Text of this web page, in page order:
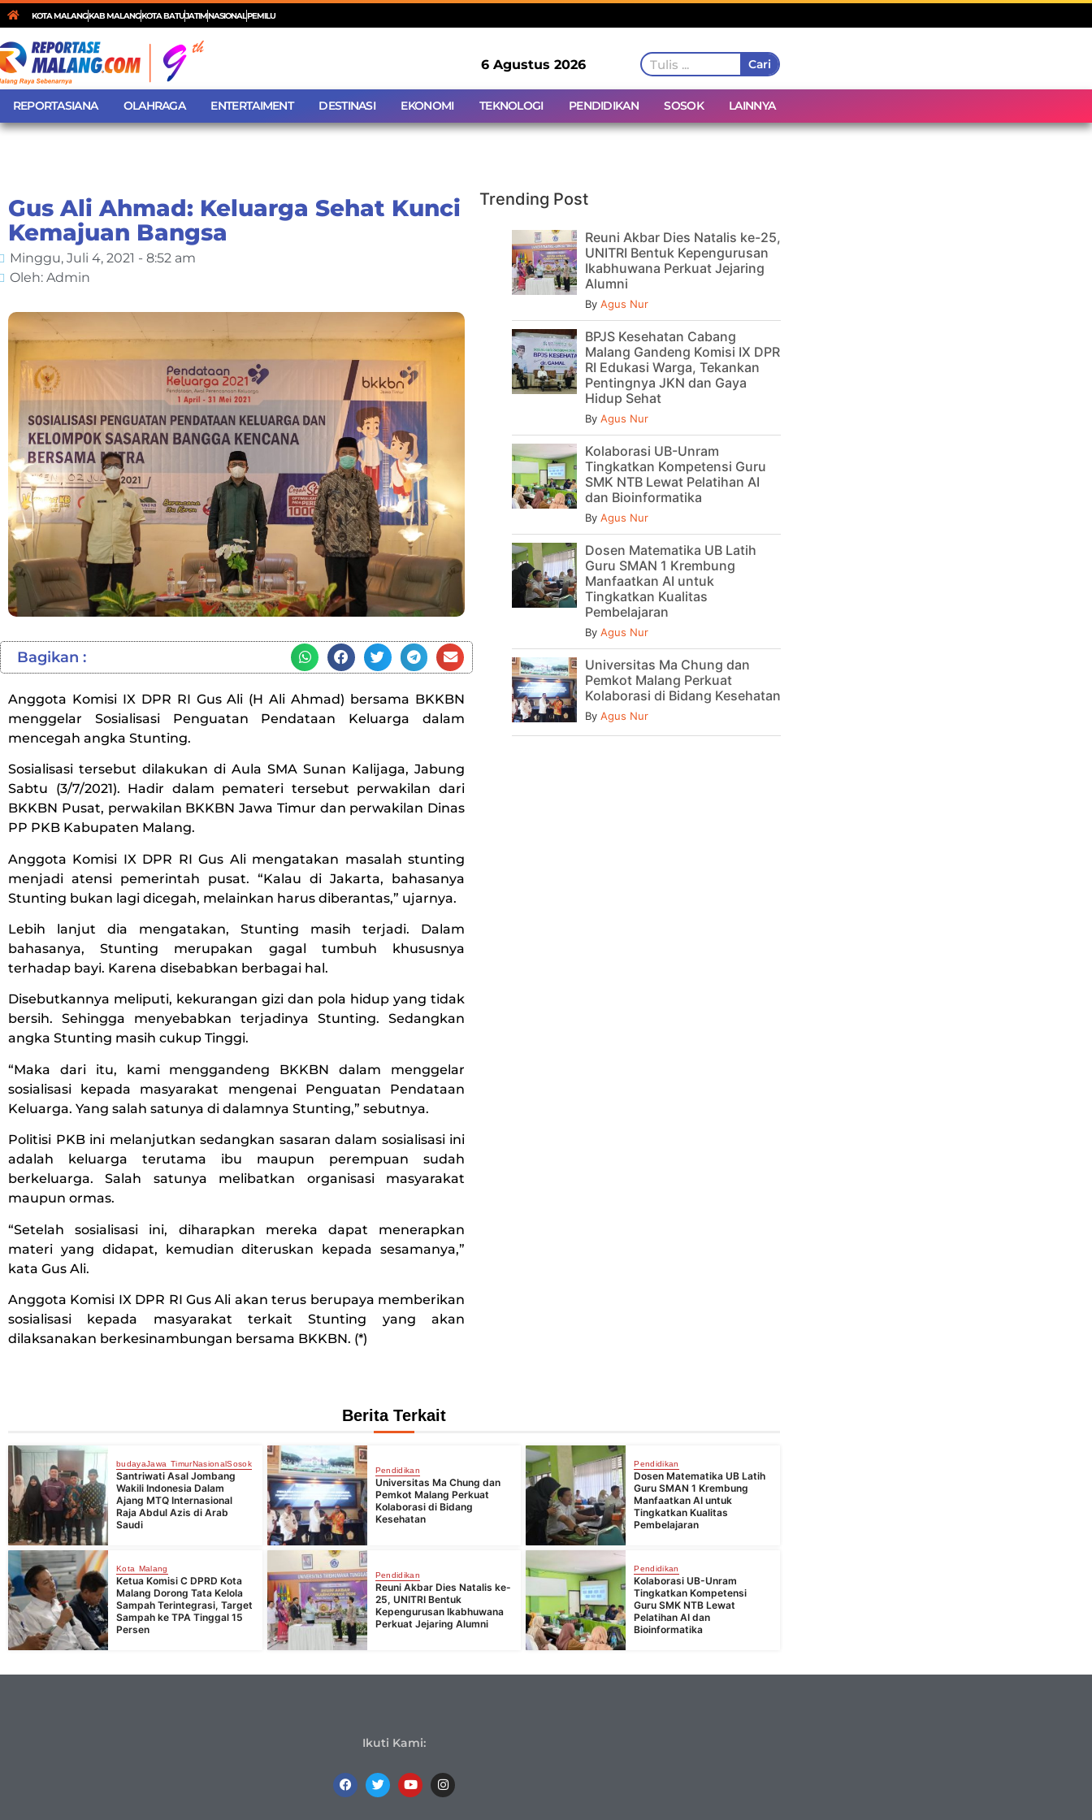
KOTA MALANGKAB MALANGKOTA BATUJATIMNASIONALPEMILU
6 Agustus 2026 Cari
REPORTASIANA OLAHRAGA ENTERTAIMENT DESTINASI EKONOMI TEKNOLOGI PENDIDIKAN SOSOK LAINNYA
Gus Ali Ahmad: Keluarga Sehat Kunci
Kemajuan Bangsa
Minggu, Juli 4, 2021 - 8:52 am
Oleh: Admin
Bagikan :
Anggota Komisi IX DPR RI Gus Ali (H Ali Ahmad) bersama BKKBN
menggelar Sosialisasi Penguatan Pendataan Keluarga dalam
mencegah angka Stunting.
Sosialisasi tersebut dilakukan di Aula SMA Sunan Kalijaga, Jabung
Sabtu (3/7/2021). Hadir dalam pemateri tersebut perwakilan dari
BKKBN Pusat, perwakilan BKKBN Jawa Timur dan perwakilan Dinas
PP PKB Kabupaten Malang.
Anggota Komisi IX DPR RI Gus Ali mengatakan masalah stunting
menjadi atensi pemerintah pusat. “Kalau di Jakarta, bahasanya
Stunting bukan lagi dicegah, melainkan harus diberantas,” ujarnya.
Lebih lanjut dia mengatakan, Stunting masih terjadi. Dalam
bahasanya, Stunting merupakan gagal tumbuh khususnya
terhadap bayi. Karena disebabkan berbagai hal.
Disebutkannya meliputi, kekurangan gizi dan pola hidup yang tidak
bersih. Sehingga menyebabkan terjadinya Stunting. Sedangkan
angka Stunting masih cukup Tinggi.
“Maka dari itu, kami menggandeng BKKBN dalam menggelar
sosialisasi kepada masyarakat mengenai Penguatan Pendataan
Keluarga. Yang salah satunya di dalamnya Stunting,” sebutnya.
Politisi PKB ini melanjutkan sedangkan sasaran dalam sosialisasi ini
adalah keluarga terutama ibu maupun perempuan sudah
berkeluarga. Salah satunya melibatkan organisasi masyarakat
maupun ormas.
“Setelah sosialisasi ini, diharapkan mereka dapat menerapkan
materi yang didapat, kemudian diteruskan kepada sesamanya,”
kata Gus Ali.
Anggota Komisi IX DPR RI Gus Ali akan terus berupaya memberikan
sosialisasi kepada masyarakat terkait Stunting yang akan
dilaksanakan berkesinambungan bersama BKKBN. (*)
Trending Post
Reuni Akbar Dies Natalis ke-25,
UNITRI Bentuk Kepengurusan
Ikabhuwana Perkuat Jejaring
Alumni
By Agus Nur
BPJS Kesehatan Cabang
Malang Gandeng Komisi IX DPR
RI Edukasi Warga, Tekankan
Pentingnya JKN dan Gaya
Hidup Sehat
By Agus Nur
Kolaborasi UB-Unram
Tingkatkan Kompetensi Guru
SMK NTB Lewat Pelatihan AI
dan Bioinformatika
By Agus Nur
Dosen Matematika UB Latih
Guru SMAN 1 Krembung
Manfaatkan AI untuk
Tingkatkan Kualitas
Pembelajaran
By Agus Nur
Universitas Ma Chung dan
Pemkot Malang Perkuat
Kolaborasi di Bidang Kesehatan
By Agus Nur
Berita Terkait
budayaJawa TimurNasionalSosok
Santriwati Asal Jombang
Wakili Indonesia Dalam
Ajang MTQ Internasional
Raja Abdul Azis di Arab
Saudi
Pendidikan
Universitas Ma Chung dan
Pemkot Malang Perkuat
Kolaborasi di Bidang
Kesehatan
Pendidikan
Dosen Matematika UB Latih
Guru SMAN 1 Krembung
Manfaatkan AI untuk
Tingkatkan Kualitas
Pembelajaran
Kota Malang
Ketua Komisi C DPRD Kota
Malang Dorong Tata Kelola
Sampah Terintegrasi, Target
Sampah ke TPA Tinggal 15
Persen
Pendidikan
Reuni Akbar Dies Natalis ke-
25, UNITRI Bentuk
Kepengurusan Ikabhuwana
Perkuat Jejaring Alumni
Pendidikan
Kolaborasi UB-Unram
Tingkatkan Kompetensi
Guru SMK NTB Lewat
Pelatihan AI dan
Bioinformatika
Ikuti Kami: